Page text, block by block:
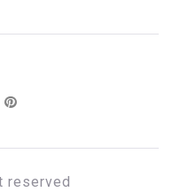
reserved